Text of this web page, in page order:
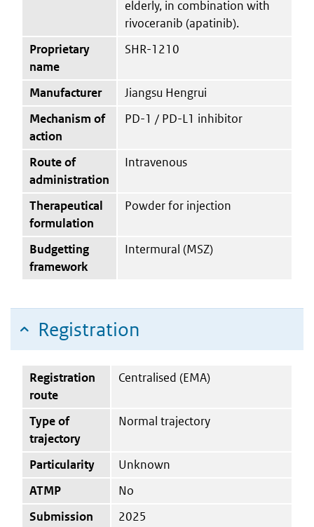
elderly, in combination with
rivoceranib (apatinib).
Proprietary
name
SHR-1210
Manufacturer
Jiangsu Hengrui
Mechanism of
action
PD-1 / PD-L1 inhibitor
Route of
administration
Intravenous
Therapeutical
formulation
Powder for injection
Budgetting
framework
Intermural (MSZ)
Registration
Registration
route
Centralised (EMA)
Type of
trajectory
Normal trajectory
Particularity
Unknown
ATMP
No
Submission
2025